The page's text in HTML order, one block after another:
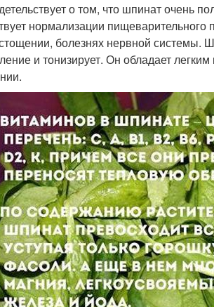
о том, что шпинат очень
нормализации пищеварительного
болезнях нервной системы.
и тонизирует. Он обладает